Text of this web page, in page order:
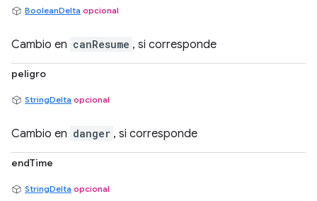
BooleanDelta opcional
Cambio en canResume , si corresponde
peligro
StringDelta opcional
Cambio en danger , si corresponde
endTime
StringDelta opcional